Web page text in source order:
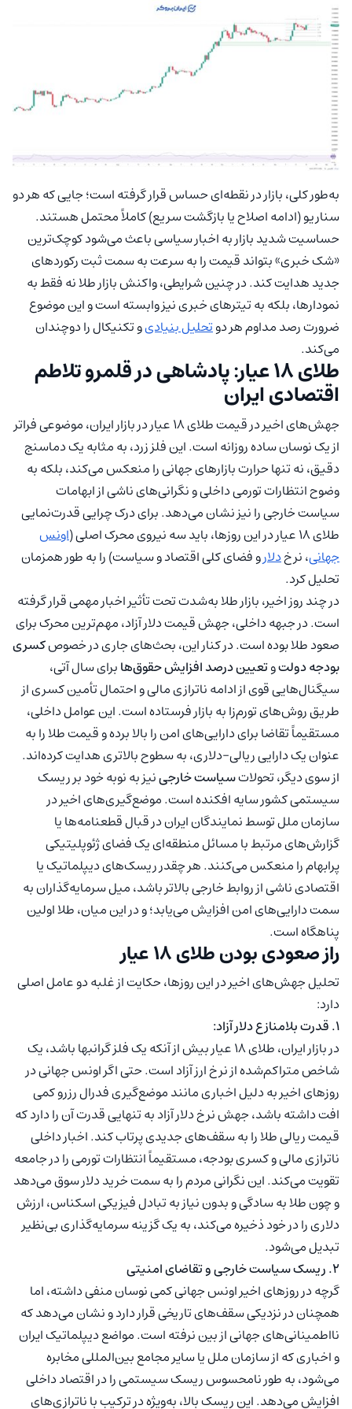
به‌طور کلی، بازار در نقطه‌ای حساس قرار گرفته است؛ جایی که هر دو
سناریو (ادامه اصلاح یا بازگشت سریع) کاملاً محتمل هستند.
حساسیت شدید بازار به اخبار سیاسی باعث می‌شود کوچک‌ترین
«شک خبری» بتواند قیمت را به سرعت به سمت ثبت رکوردهای
جدید هدایت کند. در چنین شرایطی، واکنش بازار طلا نه فقط به
نمودارها، بلکه به تیترهای خبری نیز وابسته است و این موضوع
ضرورت رصد مداوم هر دوتحلیل بنیادیو تکنیکال را دوچندان
می‌کند.
طلای ۱۸ عیار: پادشاهی در قلمرو تلاطم
اقتصادی ایران
جهش‌های اخیر در قیمت طلای ۱۸ عیار در بازار ایران، موضوعی فراتر
از یک نوسان ساده روزانه است. این فلز زرد، به مثابه یک دماسنج
دقیق، نه تنها حرارت بازارهای جهانی را منعکس می‌کند، بلکه به
وضوح انتظارات تورمی داخلی و نگرانی‌های ناشی از ابهامات
سیاست خارجی را نیز نشان می‌دهد. برای درک چرایی قدرت‌نمایی
طلای ۱۸ عیار در این روزها، باید سه نیروی محرک اصلی (
اونس
جهانی، نرخدلارو فضای کلی اقتصاد و سیاست) را به طور همزمان
تحلیل کرد.
در چند روز اخیر، بازار طلا به‌شدت تحت تأثیر اخبار مهمی قرار گرفته
است. در جبهه داخلی، جهش قیمت دلار آزاد، مهم‌ترین محرک برای
صعود طلا بوده است. در کنار این، بحث‌های جاری در خصوصکسری
بودجه دولتوتعیین درصد افزایش حقوق‌هابرای سال آتی،
سیگنال‌هایی قوی از ادامه ناترازی مالی و احتمال تأمین کسری از
طریق روش‌های تورم‌زا به بازار فرستاده است. این عوامل داخلی،
مستقیماً تقاضا برای دارایی‌های امن را بالا برده و قیمت طلا را به
عنوان یک دارایی ریالی-دلاری، به سطوح بالاتری هدایت کرده‌اند.
از سوی دیگر، تحولاتسیاست خارجینیز به نوبه خود بر ریسک
سیستمی کشور سایه افکنده است. موضع‌گیری‌های اخیر در
سازمان ملل توسط نمایندگان ایران در قبال قطعنامه‌ها یا
گزارش‌های مرتبط با مسائل منطقه‌ای یک فضای ژئوپلیتیکی
پرابهام را منعکس می‌کنند. هر چقدر ریسک‌های دیپلماتیک یا
اقتصادی ناشی از روابط خارجی بالاتر باشد، میل سرمایه‌گذاران به
سمت دارایی‌های امن افزایش می‌یابد؛ و در این میان، طلا اولین
پناهگاه است.
راز صعودی بودن طلای ۱۸ عیار
تحلیل جهش‌های اخیر در این روزها، حکایت از غلبه دو عامل اصلی
دارد:
۱. قدرت بلامنازع دلار آزاد:
در بازار ایران، طلای ۱۸ عیار بیش از آنکه یک فلز گرانبها باشد، یک
شاخص متراکم‌شده از نرخ ارز آزاد است. حتی اگر اونس جهانی در
روزهای اخیر به دلیل اخباری مانند موضع‌گیری فدرال رزرو کمی
افت داشته باشد، جهش نرخ دلار آزاد به تنهایی قدرت آن را دارد که
قیمت ریالی طلا را به سقف‌های جدیدی پرتاب کند. اخبار داخلی
ناترازی مالی و کسری بودجه، مستقیماً انتظارات تورمی را در جامعه
تقویت می‌کند. این نگرانی مردم را به سمت خرید دلار سوق می‌دهد
و چون طلا به سادگی و بدون نیاز به تبادل فیزیکی اسکناس، ارزش
دلاری را در خود ذخیره می‌کند، به یک گزینه سرمایه‌گذاری بی‌نظیر
تبدیل می‌شود.
۲. ریسک سیاست خارجی و تقاضای امنیتی
گرچه در روزهای اخیر اونس جهانی کمی نوسان منفی داشته، اما
همچنان در نزدیکی سقف‌های تاریخی قرار دارد و نشان می‌دهد که
نااطمینانی‌های جهانی از بین نرفته است. مواضع دیپلماتیک ایران
و اخباری که از سازمان ملل یا سایر مجامع بین‌المللی مخابره
می‌شود، به طور نامحسوس ریسک سیستمی را در اقتصاد داخلی
افزایش می‌دهد. این ریسک بالا، به‌ویژه در ترکیب با ناترازی‌های